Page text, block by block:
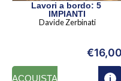
Lavori a bordo: 5
IMPIANTI
Davide Zerbinati
€16,00
ACQUISTA